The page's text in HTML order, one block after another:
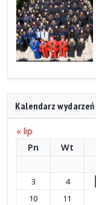
Kalendarz wydarzeń
« lip
Pn
Wt
3
4
10
11